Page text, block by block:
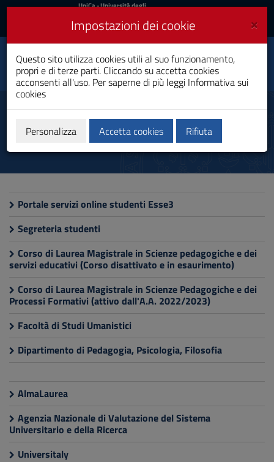
Vai
al
navigazione
sito
al
Footer
UniCa
Accedi
UniCa- Università degli
Accedi UniCA News
Toggle
navigation
Scienze dell'Educazione
e della Formazione
Laurea
Siti utili
Portale servizi online studenti Esse3
Segreteria studenti
Corso di Laurea Magistrale in Scienze pedagogiche e dei
servizi educativi (Corso disattivato e in esaurimento)
Corso di Laurea Magistrale in Scienze Pedagogiche e dei
Processi Formativi (attivo dall'A.A. 2022/2023)
Facoltà di Studi Umanistici
Dipartimento di Pedagogia, Psicologia, Filosofia
AlmaLaurea
Agenzia Nazionale di Valutazione del Sistema
Universitario e della Ricerca
Universitaly
×
Impostazioni dei cookie
Questo sito utilizza cookies utili al suo funzionamento,
propri e di terze parti. Cliccando su accetta cookies
acconsenti all'uso. Per saperne di più leggi Informativa sui
cookies
Personalizza Accetta cookies Rifiuta